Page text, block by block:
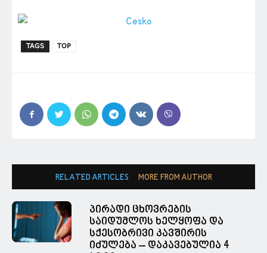
TAGS TOP
RELATED ARTICLES MORE FROM AUTHOR
პირადი ცხოვრების
საიდუმლოს ხელყოფა და
სქესობრივი კავშირის
იძულება – დაკავებულია 4